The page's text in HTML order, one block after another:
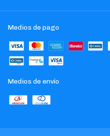
Medios de pago
Medios de envío